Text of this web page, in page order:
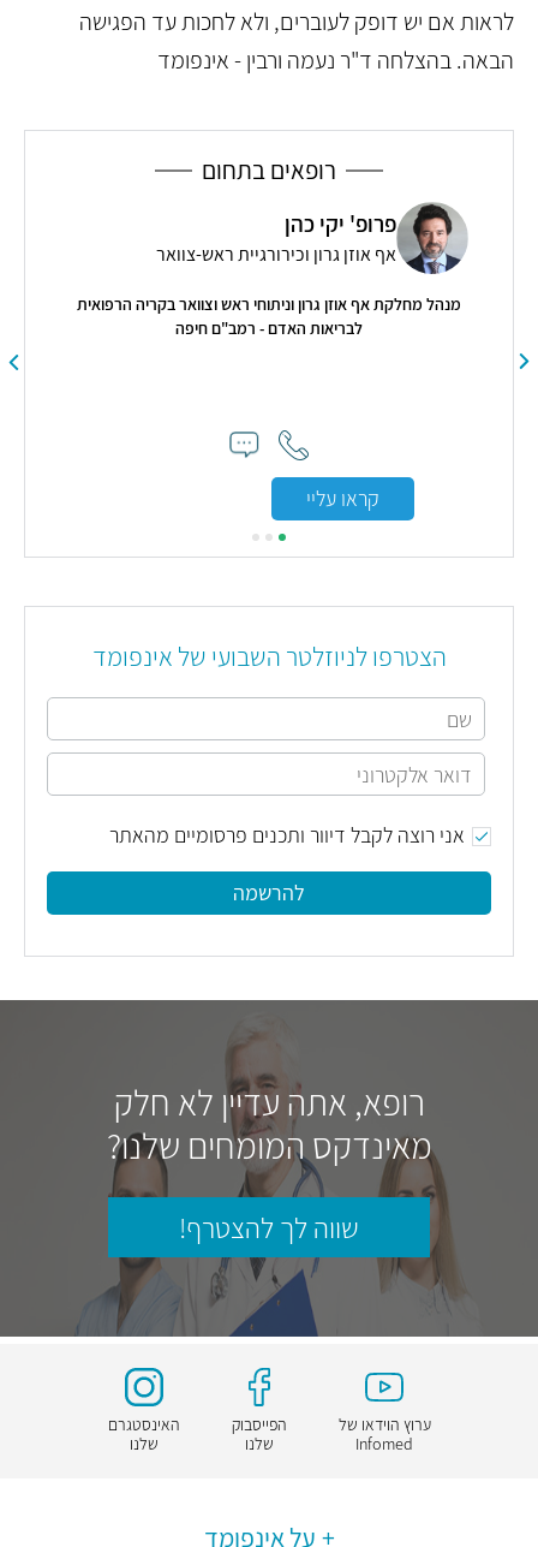
לראות אם יש דופק לעוברים, ולא לחכות עד הפגישה
הבאה. בהצלחה ד"ר נעמה ורבין - אינפומד
רופאים בתחום
פרופ' יקי כהן
אף אוזן גרון וכירורגיית ראש-צוואר
מנהל מחלקת אף אוזן גרון וניתוחי ראש וצוואר בקריה הרפואית
לבריאות האדם - רמב"ם חיפה
קראו עליי
הצטרפו לניוזלטר השבועי של אינפומד
אני רוצה לקבל דיוור ותכנים פרסומיים מהאתר
להרשמה
רופא, אתה עדיין לא חלק
מאינדקס המומחים שלנו?
שווה לך להצטרף!
ערוץ הוידאו של
Infomed
הפייסבוק
שלנו
האינסטגרם
שלנו
על אינפומד